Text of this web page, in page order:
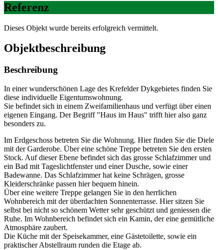
Referenz
Dieses Objekt wurde bereits erfolgreich vermittelt.
Objekt­beschreibung
Beschreibung
In einer wunderschönen Lage des Krefelder Dykgebietes finden Sie
diese individuelle Eigentumswohnung.
Sie befindet sich in einem Zweifamilienhaus und verfügt über einen
eigenen Eingang. Der Begriff "Haus im Haus" trifft hier also ganz
besonders zu.
Im Erdgeschoss betreten Sie die Wohnung. Hier finden Sie die Diele
mit der Garderobe. Über eine schöne Treppe betreten Sie den ersten
Stock. Auf dieser Ebene befindet sich das grosse Schlafzimmer und
ein Bad mit Tageslichtfenster und einer Dusche, sowie einer
Badewanne. Das Schlafzimmer hat keine Schrägen, grosse
Kleiderschränke passen hier bequem hinein.
Über eine weitere Treppe gelangen Sie in den herrlichen
Wohnbereich mit der überdachten Sonnenterrasse. Hier sitzen Sie
selbst bei nicht so schönem Wetter sehr geschützt und geniessen die
Ruhe. Im Wohnbereich befindet sich ein Kamin, der eine gemütliche
Atmosphäre zaubert.
Die Küche mit der Speisekammer, eine Gästetoilette, sowie ein
praktischer Abstellraum runden die Etage ab.